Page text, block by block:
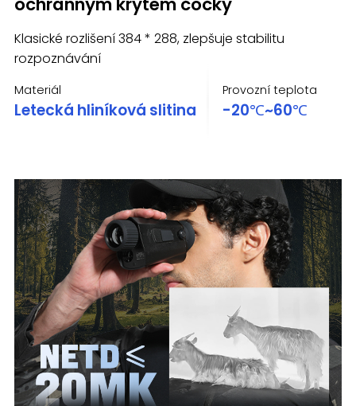
Klasické rozlišení 384 * 288, zlepšuje stabilitu
rozpoznávání
Materiál
Letecká hliníková slitina
Provozní teplota
-20℃~60℃